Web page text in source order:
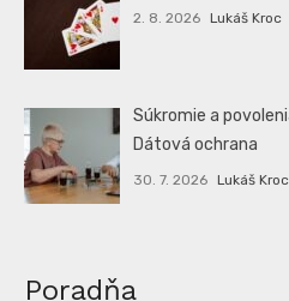
2. 8. 2026 Lukáš Kroc
Súkromie a
Dátová ochrana
30. 7. 2026 Lukáš Kroc
Poradňa